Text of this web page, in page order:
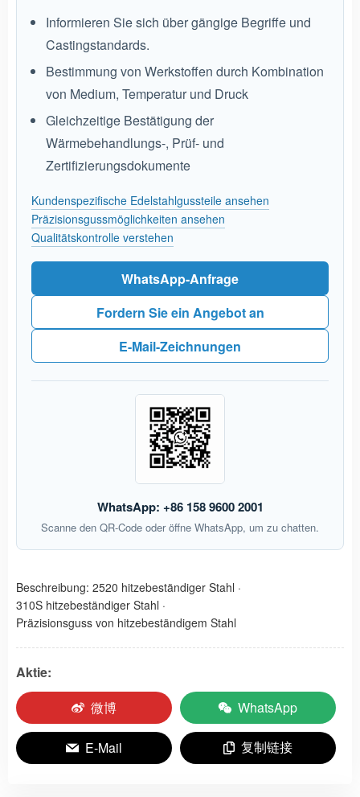
Informieren Sie sich über gängige Begriffe und
Castingstandards.
Bestimmung von Werkstoffen durch Kombination
von Medium, Temperatur und Druck
Gleichzeitige Bestätigung der
Wärmebehandlungs-, Prüf- und
Zertifizierungsdokumente
Kundenspezifische Edelstahlgussteile ansehen
Präzisionsgussmöglichkeiten ansehen
Qualitätskontrolle verstehen
WhatsApp-Anfrage
Fordern Sie ein Angebot an
E-Mail-Zeichnungen
WhatsApp: +86 158 9600 2001
Scanne den QR-Code oder öffne WhatsApp, um zu chatten.
Beschreibung: 2520 hitzebeständiger Stahl ·
310S hitzebeständiger Stahl ·
Präzisionsguss von hitzebeständigem Stahl
Aktie:
微博
WhatsApp
E-Mail 复制链接